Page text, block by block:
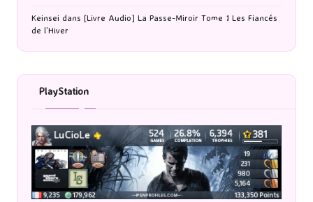
Keinsei dans [Livre Audio] La Passe-Miroir Tome 1 Les Fiancés
de l’Hiver
PlayStation